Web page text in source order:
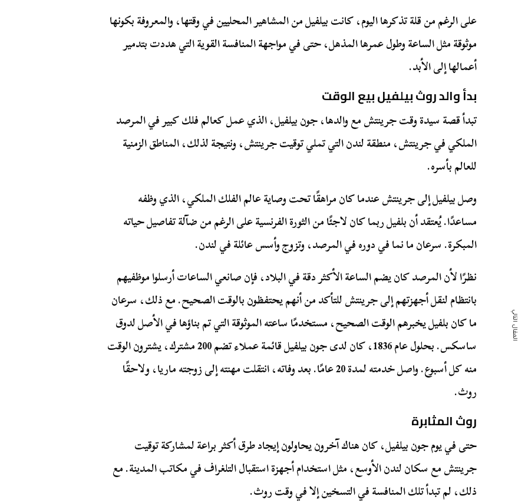
على الرغم من قلة تذكرها اليوم، كانت بيلفيل من المشاهير المحليين في وقتها، والمعروفة بكونها
موثوقة مثل الساعة وطول عمرها المذهل، حتى في مواجهة المنافسة القوية التي هددت بتدمير
أعمالها إلى الأبد.
بدأ والد روث بيلفيل بيع الوقت
تبدأ قصة سيدة وقت جرينتش مع والدها، جون بيلفيل، الذي عمل كعالم فلك كبير في المرصد
الملكي في جرينتش، منطقة لندن التي تملي توقيت جرينتش، ونتيجة لذلك، المناطق الزمنية
للعالم بأسره.
وصل بيلفيل إلى جرينتش عندما كان مراهقًا تحت وصاية عالم الفلك الملكي، الذي وظفه
مساعدًا. يُعتقد أن بلفيل ربما كان لاجئًا من الثورة الفرنسية على الرغم من ضآلة تفاصيل حياته
المبكرة. سرعان ما نما في دوره في المرصد، وتزوج وأسس عائلة في لندن.
نظرًا لأن المرصد كان يضم الساعة الأكثر دقة في البلاد، فإن صانعي الساعات أرسلوا موظفيهم
بانتظام لنقل أجهزتهم إلى جرينتش للتأكد من أنهم يحتفظون بالوقت الصحيح. مع ذلك، سرعان
ما كان بلفيل يخبرهم الوقت الصحيح، مستخدمًا ساعته الموثوقة التي تم بناؤها في الأصل لدوق
ساسكس. بحلول عام 1836، كان لدى جون بيلفيل قائمة عملاء تضم 200 مشترك، يشترون الوقت
منه كل أسبوع. واصل خدمته لمدة 20 عامًا. بعد وفاته، انتقلت مهنته إلى زوجته ماريا، ولاحقًا
روث.
روث المثابرة
حتى في يوم جون بيلفيل، كان هناك آخرون يحاولون إيجاد طرق أكثر براعة لمشاركة توقيت
جرينتش مع سكان لندن الأوسع، مثل استخدام أجهزة استقبال التلغراف في مكاتب المدينة. مع
ذلك، لم تبدأ تلك المنافسة في التسخين إلا في وقت روث.
المقال التالي